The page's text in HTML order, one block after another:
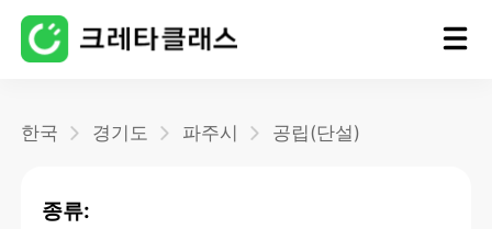
한국 경기도 파주시 공립(단설)
종류: